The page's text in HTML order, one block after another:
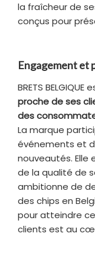
la fraîcheur de
conçus pour
Engagement et
BRETS
proche de ses
des
La marque
événements et
nouveautés.
de la qualité de
ambitionne de
des chips en
pour atteindre
clients est au